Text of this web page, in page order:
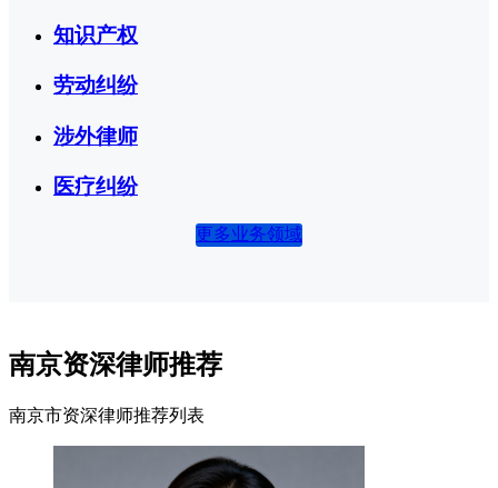
知识产权
劳动纠纷
涉外律师
医疗纠纷
更多业务领域
南京资深律师推荐
南京市资深律师推荐列表